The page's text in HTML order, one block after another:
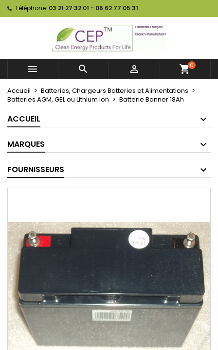
Téléphone: 03 21 27 32 01 - 06 62 77 05 31
   shopping_cart0
Accueil
Batteries, Chargeurs Batteries et Alimentations
Batteries AGM, GEL ou Lithium Ion
Batterie Banner 18Ah
ACCUEIL
MARQUES
FOURNISSEURS